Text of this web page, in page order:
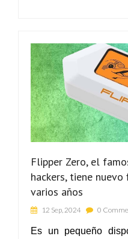
Flipper Zero, el
hackers, tiene
varios años
12 Sep, 2024 0
Es un pequeño